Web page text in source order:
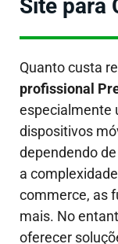
Site para
Quanto custa
profissional
especialmente
dispositivos
dependendo
a
commerce, as
mais. No
oferecer